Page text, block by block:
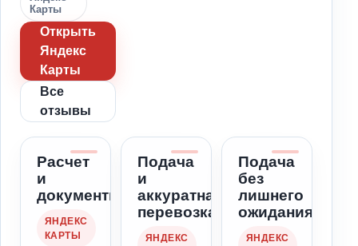
Карты
Открыть
Яндекс
Карты
Все
отзывы
Расчет
и
документы
ЯНДЕКС
КАРТЫ
Подача
и
аккуратная
перевозка
ЯНДЕКС
Подача
без
лишнего
ожидания
ЯНДЕКС